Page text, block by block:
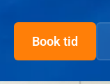
Book tid